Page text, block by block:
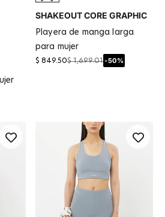
SHAKEOUT CORE GRAPHIC
playera de manga larga
para mujer
$ 849.50$ 1,699.01-50%